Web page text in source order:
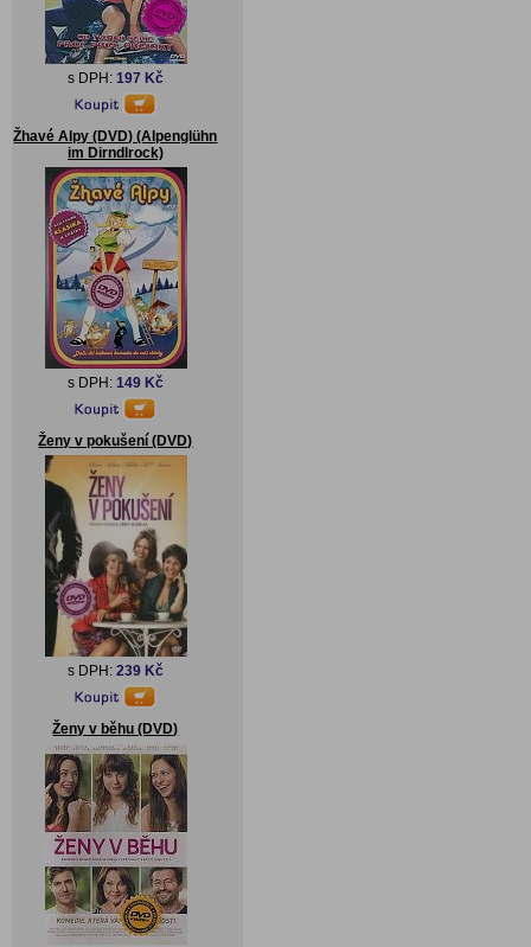
s DPH: 197 Kč
Žhavé Alpy (DVD) (Alpenglühn
im Dirndlrock)
s DPH: 149 Kč
Ženy v pokušení (DVD)
s DPH: 239 Kč
Ženy v běhu (DVD)